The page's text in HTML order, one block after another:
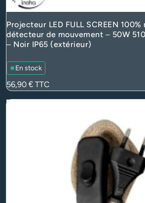
Projecteur LED FULL SCREEN
détecteur de mouvement – 50W
– Noir IP65 (extérieur)
En stock
Prix
56,90 € TTC